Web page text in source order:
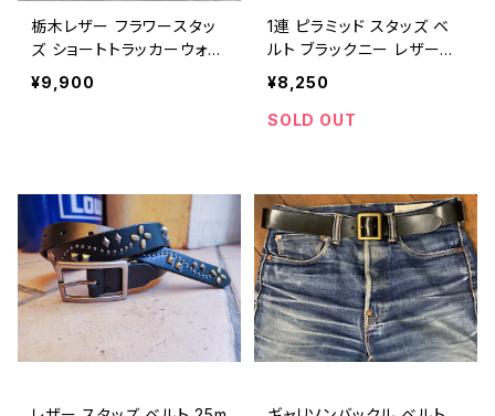
栃木レザー フラワースタッ
ズ ショートトラッカーウォレ
ット / LEATHER TRUCKE
R WALLET genuine leat
¥9,900
1連 ピラミッド スタッズ ベ
ルト ブラックニー レザーワ
ークス アメリカ製 アメカジ
バイカー / BRACKNEY LE
ATHER WORKS 1 PYRAM
¥8,250
SOLD OUT